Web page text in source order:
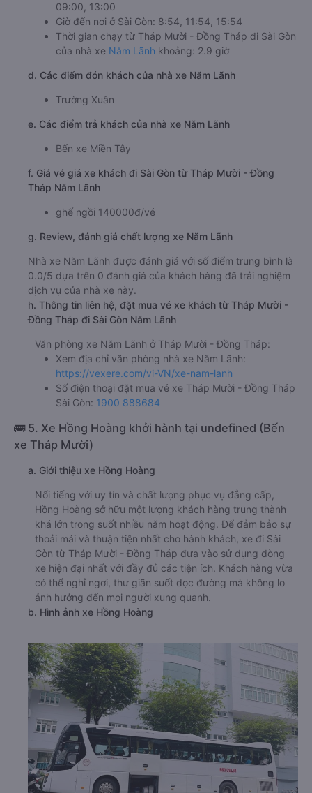
09:00, 13:00
Giờ đến nơi ở Sài Gòn: 8:54, 11:54, 15:54
Thời gian chạy từ Tháp Mười - Đồng Tháp đi Sài Gòn
của nhà xe Năm Lãnh khoảng: 2.9 giờ
d. Các điểm đón khách của nhà xe Năm Lãnh
Trường Xuân
e. Các điểm trả khách của nhà xe Năm Lãnh
Bến xe Miền Tây
f. Giá vé giá xe khách đi Sài Gòn từ Tháp Mười - Đồng
Tháp Năm Lãnh
ghế ngồi 140000đ/vé
g. Review, đánh giá chất lượng xe Năm Lãnh
Nhà xe Năm Lãnh được đánh giá với số điểm trung bình là
0.0/5 dựa trên 0 đánh giá của khách hàng đã trải nghiệm
dịch vụ của nhà xe này.
h. Thông tin liên hệ, đặt mua vé xe khách từ Tháp Mười -
Đồng Tháp đi Sài Gòn Năm Lãnh
Văn phòng xe Năm Lãnh ở Tháp Mười - Đồng Tháp:
Xem địa chỉ văn phòng nhà xe Năm Lãnh:
https://vexere.com/vi-VN/xe-nam-lanh
Số điện thoại đặt mua vé xe Tháp Mười - Đồng Tháp
Sài Gòn: 1900 888684
🚌 5. Xe Hồng Hoàng khởi hành tại undefined (Bến
xe Tháp Mười)
a. Giới thiệu xe Hồng Hoàng
Nổi tiếng với uy tín và chất lượng phục vụ đẳng cấp,
Hồng Hoàng sở hữu một lượng khách hàng trung thành
khá lớn trong suốt nhiều năm hoạt động. Để đảm bảo sự
thoải mái và thuận tiện nhất cho hành khách, xe đi Sài
Gòn từ Tháp Mười - Đồng Tháp đưa vào sử dụng dòng
xe hiện đại nhất với đầy đủ các tiện ích. Khách hàng vừa
có thể nghỉ ngơi, thư giãn suốt dọc đường mà không lo
ảnh hưởng đến mọi người xung quanh.
b. Hình ảnh xe Hồng Hoàng